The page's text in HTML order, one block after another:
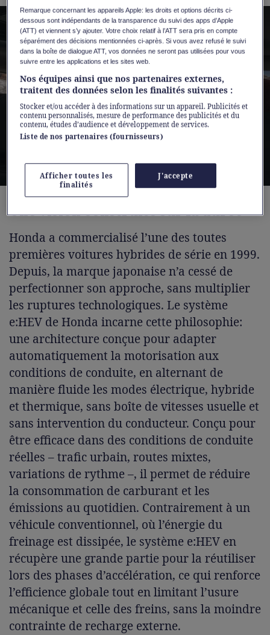
Une vision construite sur la durée
Honda a commercialisé l’une des toutes
premières voitures hybrides de série en 1999.
Depuis, la marque japonaise n’a cessé de
perfectionner son approche, sans multiplier
les ruptures technologiques. Le système
e:HEV de Honda incarne cette philosophie:
une architecture conçue pour adapter
automatiquement la motorisation aux
conditions de conduite, en alternant de
manière fluide les modes électrique, hybride
et thermique, sans boîte de vitesses usuelle et
sans intervention du conducteur. Conçu pour
être efficace dans des conditions de conduite
réelles – trafic urbain, routes mixtes,
variations de rythme –, il permet de réduire
la consommation de carburant et les
émissions au quotidien. Contrairement à un
véhicule conventionnel, où l’énergie du
freinage est dissipée, le système e:HEV en
récupère une grande partie pour la réutiliser
lors des phases d’accélération, ce qui renforce
l’efficience globale tout en limitant l’usure
mécanique et celle des freins, sans la moindre
contrainte de recharge externe.
Remarque concernant les appareils Apple: les droits et options décrits ci-
dessous sont indépendants de la transparence du suivi des apps d’Apple
(ATT) et viennent s’y ajouter. Votre choix relatif à l’ATT sera pris en compte
séparément des décisions mentionnées ci-après. Si vous avez refusé le suivi
dans la boîte de dialogue ATT, vos données ne seront pas utilisées pour vous
suivre entre les applications et les sites web.
Nos équipes ainsi que nos partenaires externes,
traitent des données selon les finalités suivantes :
Stocker et/ou accéder à des informations sur un appareil. Publicités et
contenu personnalisés, mesure de performance des publicités et du
contenu, études d’audience et développement de services.
Liste de nos partenaires (fournisseurs)
Afficher toutes les
finalités
J'accepte